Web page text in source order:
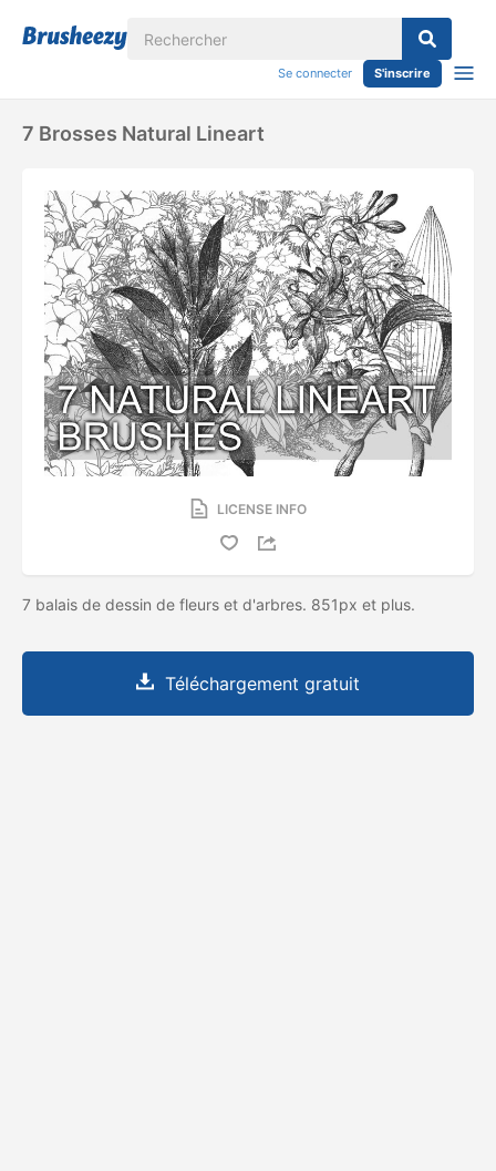
Se connecter S'inscrire
7 Brosses Natural Lineart
LICENSE INFO
7 balais de dessin de fleurs et d'arbres. 851px et plus.
Téléchargement gratuit